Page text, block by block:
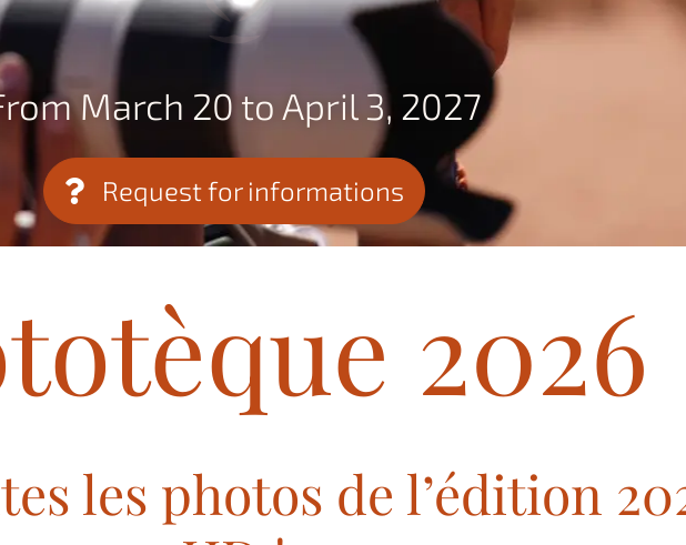
March 20 to April 3, 2027
Request for informations
2026
les photos de l’édition